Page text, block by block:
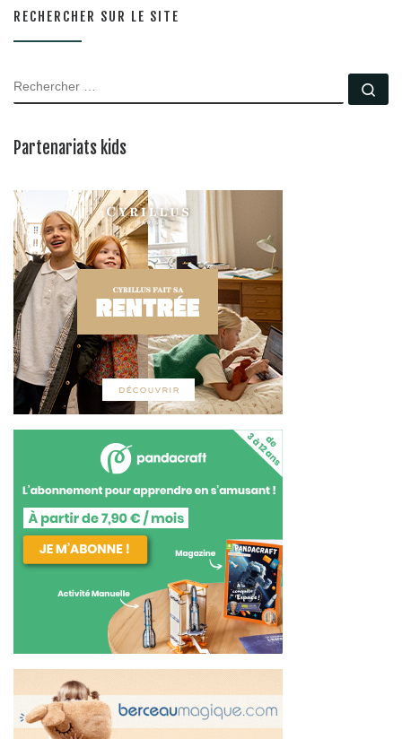
RECHERCHER SUR LE SITE
RECHERCHER
Partenariats kids